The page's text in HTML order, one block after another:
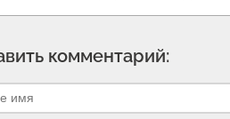
комментарий: